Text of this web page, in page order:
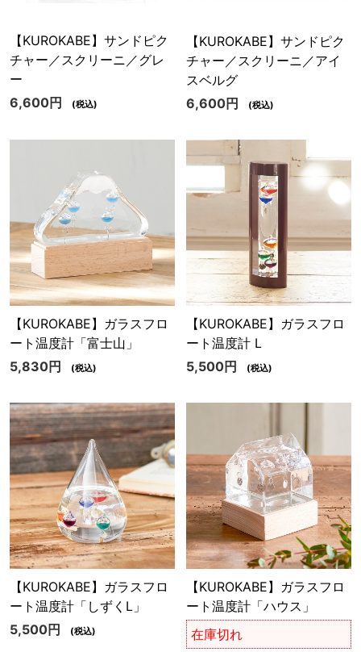
【KUROKABE】サンドピク
チャー／スクリーニ／グレ
ー
6,600円
(税込)
【KUROKABE】サンドピク
チャー／スクリーニ／アイ
スベルグ
6,600円
(税込)
【KUROKABE】ガラスフロ
ート温度計「富士山」
5,830円
(税込)
【KUROKABE】ガラスフロ
ート温度計 L
5,500円
(税込)
【KUROKABE】ガラスフロ
ート温度計「しずくL」
5,500円
(税込)
【KUROKABE】ガラスフロ
ート温度計「ハウス」
在庫切れ